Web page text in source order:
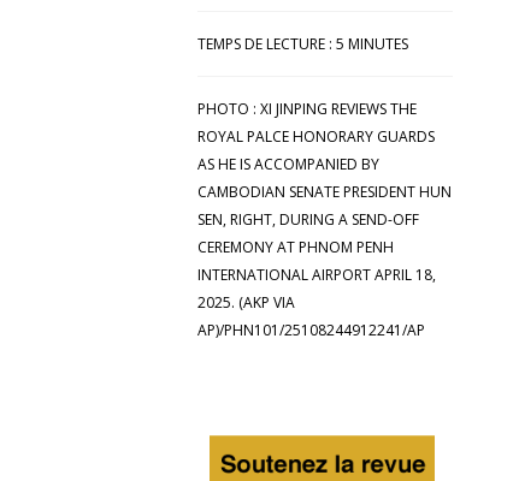
TEMPS DE LECTURE : 5 MINUTES
PHOTO : XI JINPING REVIEWS THE
ROYAL PALCE HONORARY GUARDS
AS HE IS ACCOMPANIED BY
CAMBODIAN SENATE PRESIDENT HUN
SEN, RIGHT, DURING A SEND-OFF
CEREMONY AT PHNOM PENH
INTERNATIONAL AIRPORT APRIL 18,
2025. (AKP VIA
AP)/PHN101/25108244912241/AP